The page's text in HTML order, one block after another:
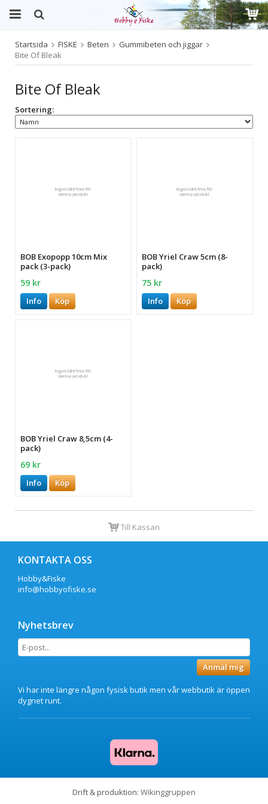
Startsida FISKE Beten
Gummibeten och jiggar
Bite Of Bleak
Bite Of Bleak
Sortering:
BOB Exopopp 10cm Mix
pack (3-pack)
59 kr
Info Köp
BOB Yriel Craw 5cm (8-
pack)
75 kr
Info Köp
BOB Yriel Craw 8,5cm (4-
pack)
69 kr
Info Köp
Till Kassan
KONTAKTA OSS
Hobby&Fiske
info@hobbyofiske.se
Nyhetsbrev
Anmäl mig
Vi har inte längre någon fysisk butik men vår webbutik är öppen
dygnet runt.
Drift & produktion: Wikinggruppen